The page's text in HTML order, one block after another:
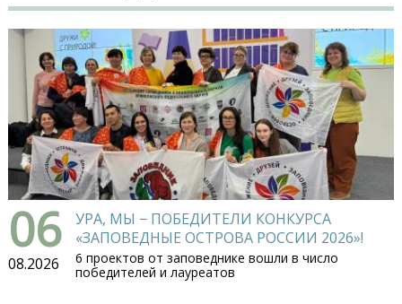
06
08.2026
УРА, МЫ − ПОБЕДИТЕЛИ КОНКУРСА
«ЗАПОВЕДНЫЕ ОСТРОВА РОССИИ 2026»!
6 проектов от заповеднике вошли в число
победителей и лауреатов